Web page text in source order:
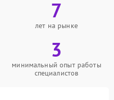
7
лет на рынке
3
минимальный опыт работы
специалистов